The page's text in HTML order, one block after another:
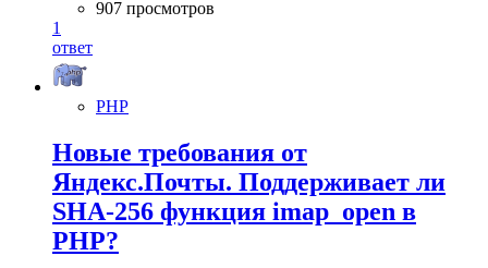
907 просмотров
1
ответ
PHP
Новые требования от
Яндекс.Почты. Поддерживает ли
SHA-256 функция imap_open в
PHP?